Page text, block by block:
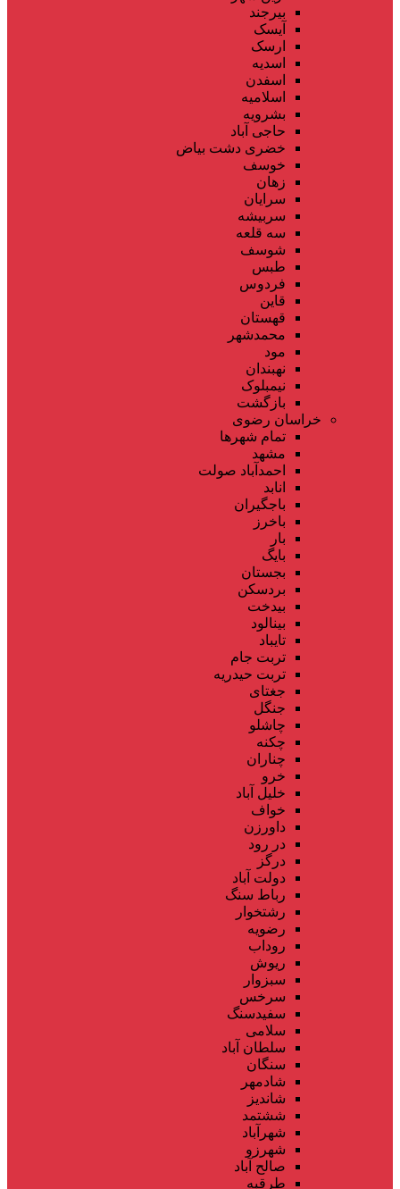
بیرجند
آیسک
ارسک
اسدیه
اسفدن
اسلامیه
بشرویه
حاجی آباد
خضری دشت بیاض
خوسف
زهان
سرایان
سربیشه
سه قلعه
شوسف
طبس
فردوس
قاین
قهستان
محمدشهر
مود
نهبندان
نیمبلوک
بازگشت
خراسان رضوی
تمام شهر‌ها
مشهد
احمدآباد صولت
انابد
باجگیران
باخرز
بار
بایگ
بجستان
بردسکن
بیدخت
بینالود
تایباد
تربت جام
تربت حیدریه
جغتای
جنگل
چاشلو
چکنه
چناران
خرو
خلیل آباد
خواف
داورزن
در رود
درگز
دولت آباد
رباط سنگ
رشتخوار
رضویه
روداب
ریوش
سبزوار
سرخس
سفیدسنگ
سلامی
سلطان آباد
سنگان
شادمهر
شاندیز
ششتمد
شهرآباد
شهرزو
صالح آباد
طرقبه